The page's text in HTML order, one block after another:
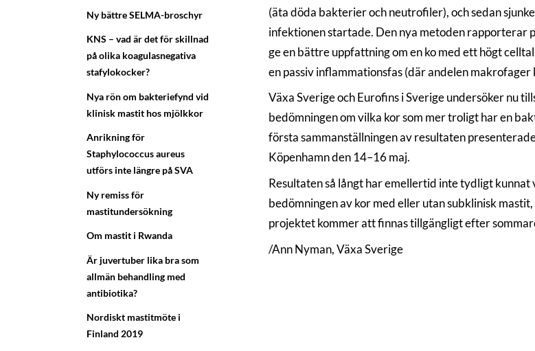
Ny bättre SELMA-broschyr
KNS – vad är det för skillnad
på olika koagulasnegativa
stafylokocker?
Nya rön om bakteriefynd vid
klinisk mastit hos mjölkkor
Anrikning för
Staphylococcus aureus
utförs inte längre på SVA
Ny remiss för
mastitundersökning
Om mastit i Rwanda
Är juvertuber lika bra som
allmän behandling med
antibiotika?
Nordiskt mastitmöte i
Finland 2019
(äta döda bakterier och neutrofiler), och sedan
infektionen startade. Den nya metoden rapporterar
ge en bättre uppfattning om en ko med ett högt
en passiv inflammationsfas (där andelen makrofager
Växa Sverige och Eurofins i Sverige undersöker nu
bedömningen om vilka kor som mer troligt har en
första sammanställningen av resultaten
Köpenhamn den 14–16 maj.
Resultaten så långt har emellertid inte tydligt
bedömningen av kor med eller utan subklinisk
projektet kommer att finnas tillgängligt efter
/Ann Nyman, Växa Sverige